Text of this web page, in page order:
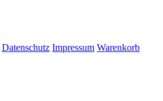
Datenschutz Impressum Warenkorb